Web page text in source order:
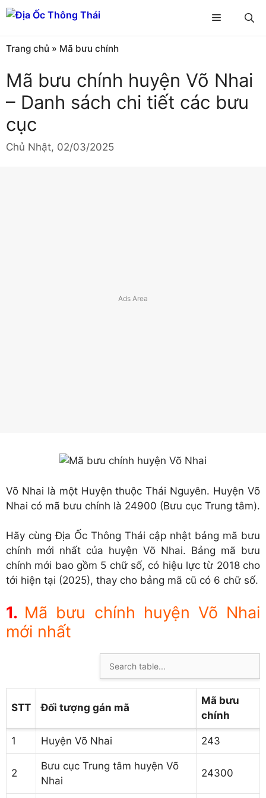
Chuyển
đến
nội
dung
Menu
Trang chủ » Mã bưu chính
Mã bưu chính huyện Võ Nhai
– Danh sách chi tiết các bưu
cục
Chủ Nhật, 02/03/2025
Võ Nhai là một Huyện thuộc Thái Nguyên. Huyện Võ
Nhai có mã bưu chính là 24900 (Bưu cục Trung tâm).
Hãy cùng Địa Ốc Thông Thái cập nhật bảng mã bưu
chính mới nhất của huyện Võ Nhai. Bảng mã bưu
chính mới bao gồm 5 chữ số, có hiệu lực từ 2018 cho
tới hiện tại (2025), thay cho bảng mã cũ có 6 chữ số.
Mã bưu chính huyện Võ Nhai
mới nhất
STT Đối tượng gán mã
Mã bưu
chính
1 Huyện Võ Nhai 243
2
Bưu cục Trung tâm huyện Võ
Nhai
24300